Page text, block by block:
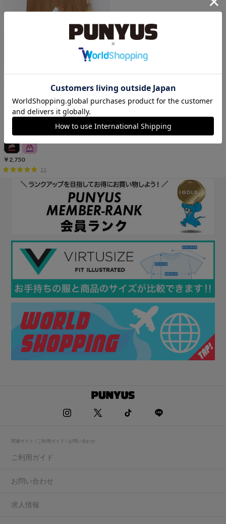
フード柄トートバッグ
￥2,750
11
関連サイト / ご利用ガイド / お問い合わせ
ご利用ガイド
お問い合わせ
求人情報